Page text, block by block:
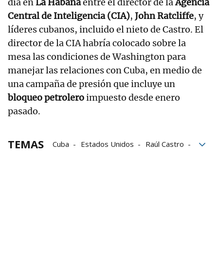
Central de Inteligencia (CIA), John Ratcliffe, y
líderes cubanos, incluido el nieto de Castro. El
director de la CIA habría colocado sobre la
mesa las condiciones de Washington para
manejar las relaciones con Cuba, en medio de
una campaña de presión que incluye un
bloqueo petroleroimpuesto desde enero
pasado.
TEMAS Cuba Estados Unidos
Raúl Castro